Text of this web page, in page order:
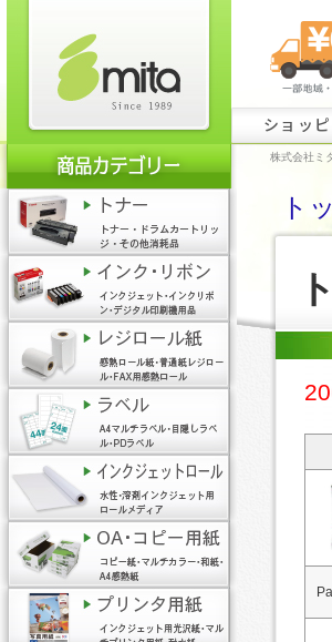
ショッ
株式会社ミ
ト